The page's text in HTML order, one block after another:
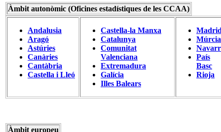
Àmbit autonòmic (Oficines estadístiques de les CCAA)
Andalusia
Aragó
Astúries
Canàries
Cantàbria
Castella i Lleó
Castella-la Manxa
Catalunya
Comunitat
Valenciana
Extremadura
Galícia
Illes Balears
Múrcia
País
Basc
Rioja
Àmbit europeu